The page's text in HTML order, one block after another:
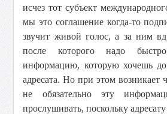
исчез тот субъект
мы это соглашение когда-то
звучит живой голос, а за ним
после которого надо
информацию, которую хочешь
адресата. Но при этом возникает
не обязательно эту
прослушивать, поскольку